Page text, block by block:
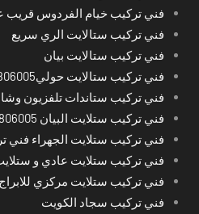
فني تركيب خيام الفردوس
فني تركيب ستالايت الري سريع
فني تركيب ستالايت بيان
فني تركيب ستالايت حولي55806005
فني تركيب ستاندات تلفزيون
فني تركيب ستلايت البيان 55806005
فني تركيب ستلايت الجهراء فني
فني تركيب ستلايت عادي و
فني تركيب ستلايت مركزي
فني تركيب سجاد الكويت